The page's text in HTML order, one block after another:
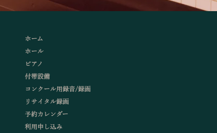
ホーム
ホール
ピアノ
付帯設備
コンクール用録音/録画
リサイタル録画
予約カレンダー
利用申し込み